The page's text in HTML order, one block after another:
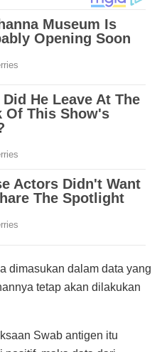
dimasukan dalam data yang
tetap akan dilakukan
Swab antigen itu